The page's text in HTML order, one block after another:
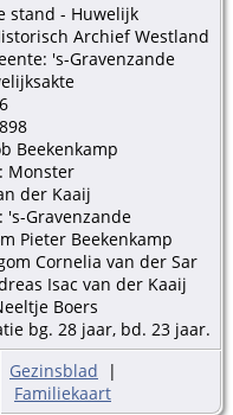
stand - Huwelijk
Archief Westland
's-Gravenzande
Beekenkamp
Monster
der Kaaij
's-Gravenzande
Pieter Beekenkamp
Cornelia van der Sar
Isac van der Kaaij
Boers
bg. 28 jaar, bd. 23 jaar.
Gezinsblad |
Familiekaart